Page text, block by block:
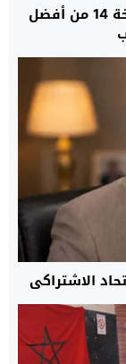
“زين العابدين شرف الدين” يختتم النسخة 14 من أفضل
الاشتراكي